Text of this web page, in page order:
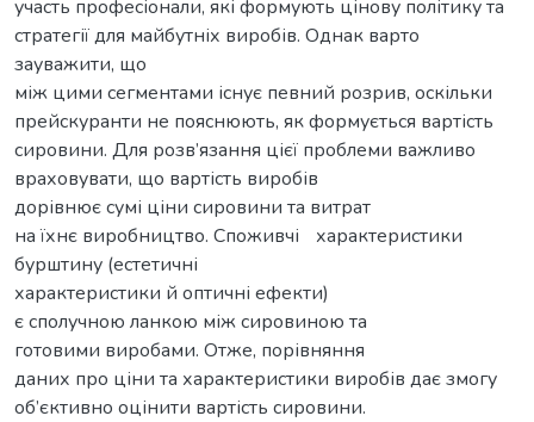
участь професіонали, які формують цінову політику та
стратегії для майбутніх виробів. Однак варто
зауважити, що
між цими сегментами існує певний розрив, оскільки
прейскуранти не пояснюють, як формується вартість
сировини. Для розв’язання цієї проблеми важливо
враховувати, що вартість виробів
дорівнює сумі ціни сировини та витрат
на їхнє виробництво. Споживчі характеристики
бурштину (естетичні
характеристики й оптичні ефекти)
є сполучною ланкою між сировиною та
готовими виробами. Отже, порівняння
даних про ціни та характеристики виробів дає змогу
об’єктивно оцінити вартість сировини.